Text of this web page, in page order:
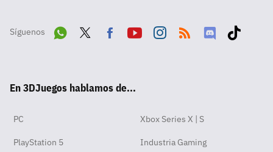
Síguenos
pp
ok
En 3DJuegos hablamos de...
PC Xbox Series X | S
PlayStation 5 Industria Gaming